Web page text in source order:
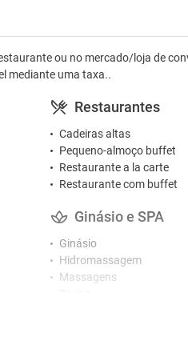
ou no mercado/loja de
mediante uma taxa..
Restaurantes
Cadeiras altas
Pequeno-almoço buffet
Restaurante a la carte
Restaurante com buffet
Ginásio e SPA
Ginásio
Hidromassagem
Massagens